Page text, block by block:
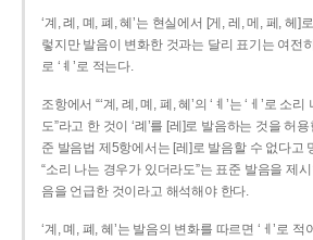
‘계, 례, 몌, 폐, 혜’는 현실에서 [게, 레, 메, 페, 헤]
렇지만 발음이 변화한 것과는 달리 표기는 여전
로 ‘ㅖ’로 적는다.
조항에서 “‘계, 례, 몌, 폐, 혜’의 ‘ㅖ’는 ‘ㅔ’로 소
도”라고 한 것이 ‘례’를 [레]로 발음하는 것을 허
준 발음법 제5항에서는 [레]로 발음할 수 없다고
“소리 나는 경우가 있더라도”는 표준 발음을 제
음을 언급한 것이라고 해석해야 한다.
‘계, 몌, 폐, 혜’는 발음의 변화를 따르면 ‘ㅔ’로